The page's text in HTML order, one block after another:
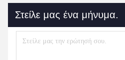
Στείλε μας ένα μήνυμα.